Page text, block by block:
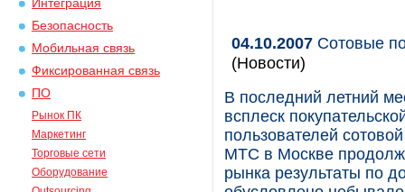
Интеграция
Безопасность
Мобильная связь
Фиксированная связь
ПО
Рынок ПК
Маркетинг
Торговые сети
Оборудование
04.10.2007 Сотовые
(Новости)
В последний летний
всплеск
пользователей
МТС в Москве
рынка результаты по